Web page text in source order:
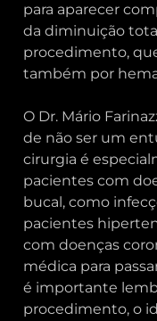
para aparecer
da diminuição
procedimento,
também por
O Dr. Mário
de não ser um
cirurgia é
pacientes com
bucal, como
pacientes
com doenças
médica para
é importante
procedimento, o